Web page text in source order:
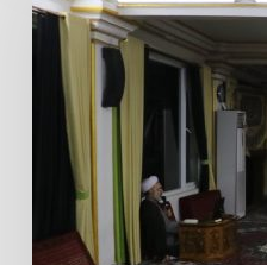
Maudhu’i
ICC
Jakarta:
Syaikh
Mohammad
Sharifani
Mengulas
Makna